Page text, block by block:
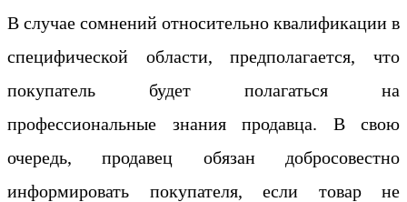
В случае сомнений относительно квалификации в
специфической области, предполагается, что
покупатель будет полагаться на
профессиональные знания продавца. В свою
очередь, продавец обязан добросовестно
информировать покупателя, если товар не